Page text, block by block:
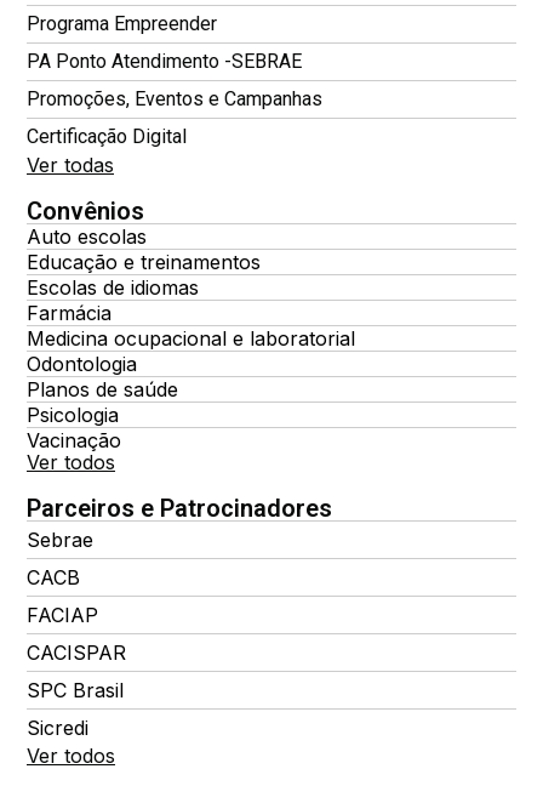
Programa Empreender
PA Ponto Atendimento -SEBRAE
Promoções, Eventos e Campanhas
Certificação Digital
Ver todas
Convênios
Auto escolas
Educação e treinamentos
Escolas de idiomas
Farmácia
Medicina ocupacional e laboratorial
Odontologia
Planos de saúde
Psicologia
Vacinação
Ver todos
Parceiros e Patrocinadores
Sebrae
CACB
FACIAP
CACISPAR
SPC Brasil
Sicredi
Ver todos